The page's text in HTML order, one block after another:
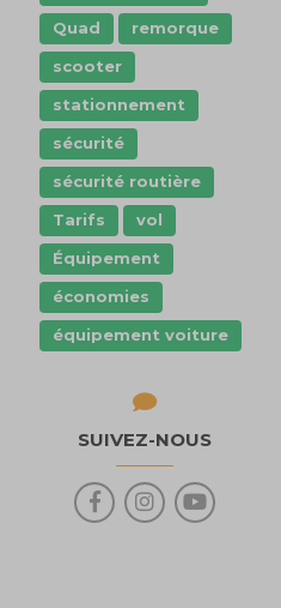
Quad
remorque
scooter
stationnement
sécurité
sécurité routière
Tarifs
vol
Équipement
économies
équipement voiture
SUIVEZ-NOUS